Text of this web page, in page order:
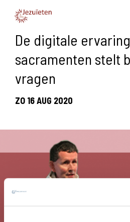
De digitale
sacramenten stelt
vragen
ZO 16 AUG 2020